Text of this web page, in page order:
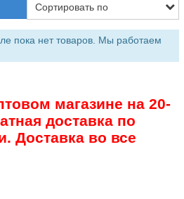
пока нет товаров. Мы работаем
магазине на 20-
доставка по
Доставка во все